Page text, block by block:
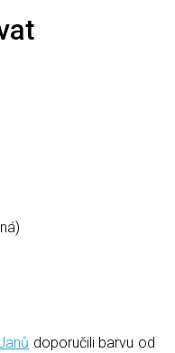
doporučili barvu od